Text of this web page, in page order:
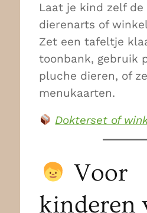
Laat je kind zelf de
dierenarts of
Zet een tafeltje
toonbank, gebruik
pluche dieren, of
menukaarten.
Dokterset of
Voor
kinderen